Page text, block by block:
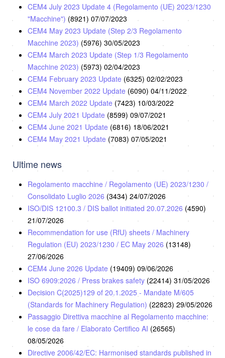
CEM4 July 2023 Update 4 (Regolamento (UE) 2023/1230
"Macchine") (8921) 07/07/2023
CEM4 May 2023 Update (Step 2/3 Regolamento
Macchine 2023) (5976) 30/05/2023
CEM4 March 2023 Update (Step 1/3 Regolamento
Macchine 2023) (5973) 02/04/2023
CEM4 February 2023 Update (6325) 02/02/2023
CEM4 November 2022 Update (6090) 04/11/2022
CEM4 March 2022 Update (7423) 10/03/2022
CEM4 July 2021 Update (8599) 09/07/2021
CEM4 June 2021 Update (6816) 18/06/2021
CEM4 May 2021 Update (7083) 07/05/2021
Ultime news
Regolamento macchine / Regolamento (UE) 2023/1230 /
Consolidato Luglio 2026 (3434) 24/07/2026
ISO/DIS 12100.3 / DIS ballot initiated 20.07.2026 (4590)
21/07/2026
Recommendation for use (RfU) sheets / Machinery
Regulation (EU) 2023/1230 / EC May 2026 (13148)
27/06/2026
CEM4 June 2026 Update (19409) 09/06/2026
ISO 6909:2026 / Press brakes safety (22414) 31/05/2026
Decision C(2025)129 of 20.1.2025 - Mandate M/605
(Standards for Machinery Regulation) (22823) 29/05/2026
Passaggio Direttiva macchine al Regolamento macchine:
le cose da fare / Elaborato Certifico AI (26565)
08/05/2026
Directive 2006/42/EC: Harmonised standards published in